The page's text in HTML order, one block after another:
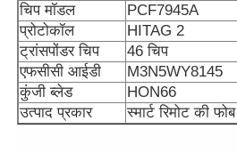
चिप मॉडल
PCF7945A
प्रोटोकॉल
HITAG 2
ट्रांसपोंडर चिप
46 चिप
एफसीसी आईडी
M3N5WY8145
कुंजी ब्लेड
HON66
उत्पाद प्रकार
स्मार्ट रिमोट की फोब